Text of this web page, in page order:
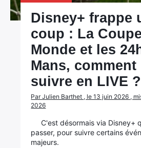
Disney+ frappe
coup : La
Monde et les
Mans, comment
suivre en LIVE ?
Par Julien Barthet , le 13 juin 2026 ,
2026
C'est désormais via Disney+
passer, pour suivre certains
majeurs.